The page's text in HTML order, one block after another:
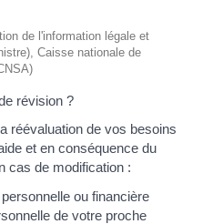
de l'information légale et
Caisse nationale de
révision ?
réévaluation de vos besoins
et en conséquence du
cas de modification :
ou financière
de votre proche